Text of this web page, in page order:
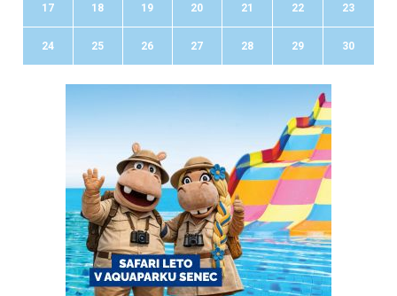
17 18 19 20 21 22 23
24 25 26 27 28 29 30